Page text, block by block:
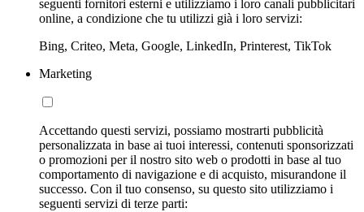
seguenti fornitori esterni e utilizziamo i loro canali pubblicitari
online, a condizione che tu utilizzi già i loro servizi:
Bing, Criteo, Meta, Google, LinkedIn, Printerest, TikTok
Marketing
Accettando questi servizi, possiamo mostrarti pubblicità
personalizzata in base ai tuoi interessi, contenuti sponsorizzati
o promozioni per il nostro sito web o prodotti in base al tuo
comportamento di navigazione e di acquisto, misurandone il
successo. Con il tuo consenso, su questo sito utilizziamo i
seguenti servizi di terze parti: